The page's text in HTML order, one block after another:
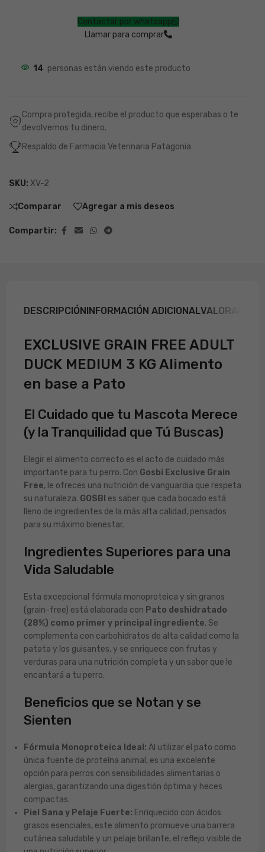
Contactar por whatsapp
Llamar para comprar
14 personas están viendo este producto
Compra protegida, recibe el producto que esperabas o te
devolvemos tu dinero.
Respaldo de Farmacia Veterinaria Patagonia
SKU: XV-2
Comparar Agregar a mis deseos
Compartir:
DESCRIPCIÓN INFORMACIÓN ADICIONAL
EXCLUSIVE GRAIN FREE ADULT
DUCK MEDIUM 3 KG Alimento
en base a Pato
El Cuidado que tu Mascota Merece
(y la Tranquilidad que Tú Buscas)
Elegir el alimento correcto es el acto de cuidado más
importante para tu perro. Con Gosbi Exclusive Grain
Free, le ofreces una nutrición de vanguardia que respeta
su naturaleza. GOSBI es saber que cada bocado está
lleno de ingredientes de la más alta calidad, pensados
para su máximo bienestar.
Ingredientes Superiores para una
Vida Saludable
Esta excepcional fórmula monoproteica y sin granos
(grain-free) está elaborada con Pato deshidratado
(28%) como primer y principal ingrediente. Se
complementa con carbohidratos de alta calidad como la
patata y los guisantes, y se enriquece con frutas y
verduras para una nutrición completa y un sabor que le
encantará a tu perro.
Beneficios que se Notan y se
Sienten
Fórmula Monoproteica Ideal: Al utilizar el pato como
única fuente de proteína animal, es una excelente
opción para perros con sensibilidades alimentarias o
alergias, garantizando una digestión óptima y heces
compactas.
Piel Sana y Pelaje Fuerte: Enriquecido con ácidos
grasos esenciales, este alimento promueve una barrera
cutánea saludable y un pelaje brillante, el reflejo visible de